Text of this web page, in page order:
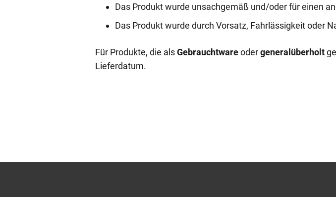
Das Produkt wurde unsachgemäß und/oder für einen
Das Produkt wurde durch Vorsatz, Fahrlässigkeit oder
Für Produkte, die alsGebrauchtwareodergeneralüberholt
Lieferdatum.